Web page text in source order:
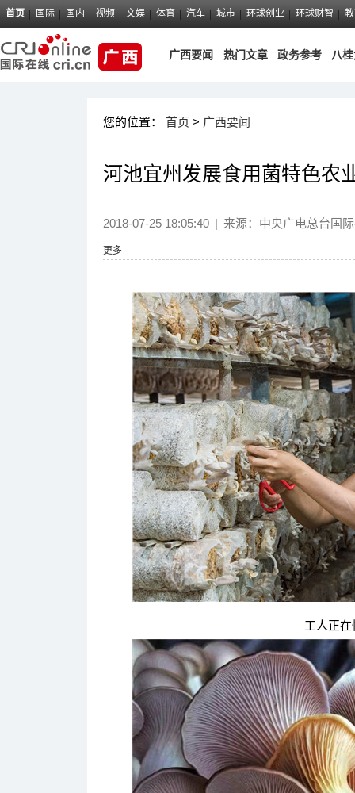
首页 国际 国内 视频 文娱 体育 汽车 城市 环球创业 环球财智
广西要闻 热门文章 政务参考 八
您的位置： 首页 > 广西要闻
河池宜州发展食用菌特色农
2018-07-25 18:05:40 | 来源： 中央广电总台国
更多
工人正在